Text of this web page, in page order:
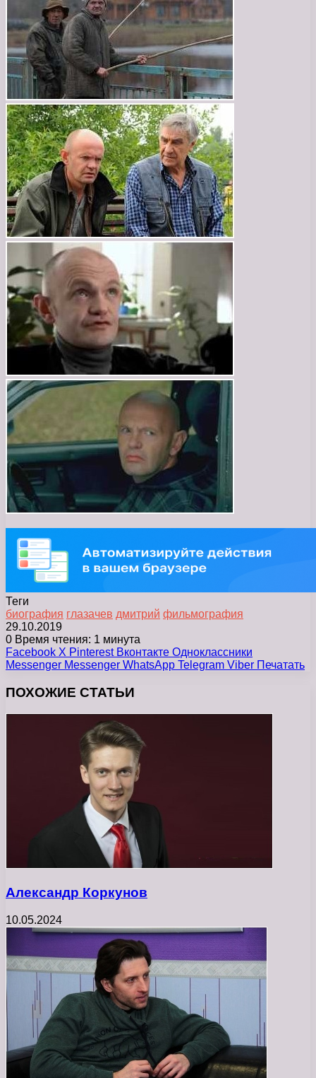
Теги
биография глазачев дмитрий фильмография
29.10.2019
0 Время чтения: 1 минута
Facebook X Pinterest Вконтакте Одноклассники
Messenger Messenger WhatsApp Telegram Viber Печатать
ПОХОЖИЕ СТАТЬИ
Александр Коркунов
10.05.2024